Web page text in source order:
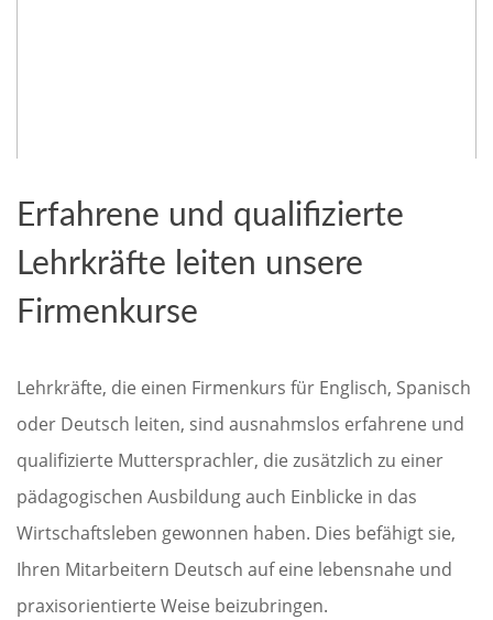
Erfahrene und qualifizierte
Lehrkräfte leiten unsere
Firmenkurse
Lehrkräfte, die einen Firmenkurs für Englisch, Spanisch
oder Deutsch leiten, sind ausnahmslos erfahrene und
qualifizierte Muttersprachler, die zusätzlich zu einer
pädagogischen Ausbildung auch Einblicke in das
Wirtschaftsleben gewonnen haben. Dies befähigt sie,
Ihren Mitarbeitern Deutsch auf eine lebensnahe und
praxisorientierte Weise beizubringen.